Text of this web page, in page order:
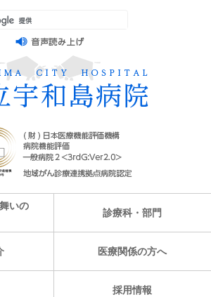
いの
診療科・部門
医療関係の方へ
採用情報